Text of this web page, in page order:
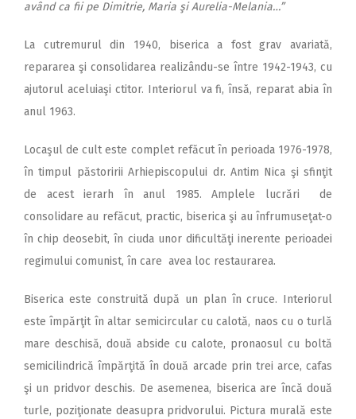
având ca fii pe Dimitrie, Maria şi Aurelia-Melania…”
La cutremurul din 1940, biserica a fost grav avariată,
repararea şi consolidarea realizându-se între 1942-1943, cu
ajutorul aceluiaşi ctitor. Interiorul va fi, însă, reparat abia în
anul 1963.
Locaşul de cult este complet refăcut în perioada 1976-1978,
în timpul păstoririi Arhiepiscopului dr. Antim Nica şi sfinţit
de acest ierarh în anul 1985. Amplele lucrări de
consolidare au refăcut, practic, biserica şi au înfrumuseţat-o
în chip deosebit, în ciuda unor dificultăţi inerente perioadei
regimului comunist, în care avea loc restaurarea.
Biserica este construită după un plan în cruce. Interiorul
este împărţit în altar semicircular cu calotă, naos cu o turlă
mare deschisă, două abside cu calote, pronaosul cu boltă
semicilindrică împărţită în două arcade prin trei arce, cafas
şi un pridvor deschis. De asemenea, biserica are încă două
turle, poziţionate deasupra pridvorului. Pictura murală este